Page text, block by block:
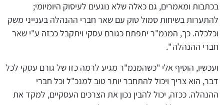
בכתבות ומאמרים, גם כאלה שלא נוגעים לעיסוק היומיומי;
להתערות בשיחות סמול טוק עם שאר חברי ההנהלה בענייני משק
וכלכלה. כך, המנמ"ר יתפתח כגורם עסקי ויתקבל ככזה ע"י שאר
חברי ההנהלה ".
ועכשיו, הוסיף אלי "כשהמנמ"ר מגיע לרמה כזו של גורם עסקי לכל
דבר, הוא צריך ויכול להתחבר יותר טוב למנכ"ל וכל חברי
ההנהלה. ככזה, יכול להבין נכון את הצרכים העסקיים, למקד את